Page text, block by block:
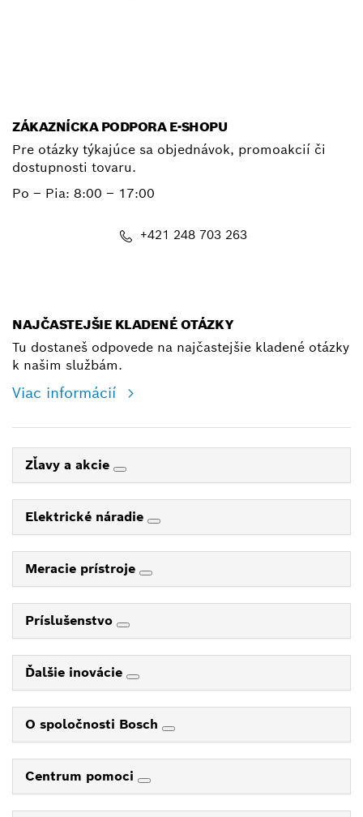
ZÁKAZNÍCKA PODPORA E-SHOPU
Pre otázky týkajúce sa objednávok, promoakcií či
dostupnosti tovaru.
Po – Pia: 8:00 – 17:00
+421 248 703 263
NAJČASTEJŠIE KLADENÉ OTÁZKY
Tu dostaneš odpovede na najčastejšie kladené otázky
k našim službám.
Viac informácií
Zľavy a akcie
Elektrické náradie
Meracie prístroje
Príslušenstvo
Ďalšie inovácie
O spoločnosti Bosch
Centrum pomoci